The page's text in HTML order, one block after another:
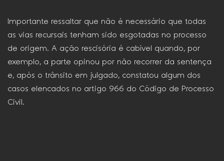
Importante ressaltar que não é necessário que todas
as vias recursais tenham sido esgotadas no processo
de origem. A ação rescisória é cabível quando, por
exemplo, a parte opinou por não recorrer da sentença
e, após o trânsito em julgado, constatou algum dos
casos elencados no artigo 966 do Código de Processo
Civil.